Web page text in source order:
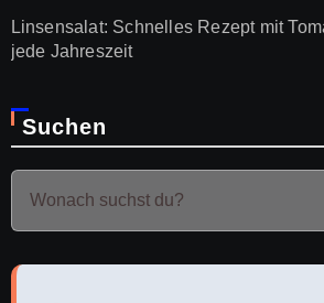
Linsensalat: Schnelles Rezept mit
jede Jahreszeit
Suchen